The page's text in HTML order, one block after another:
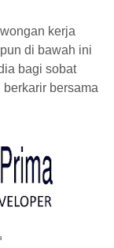
kerja
di bawah ini
bagi sobat
bersama